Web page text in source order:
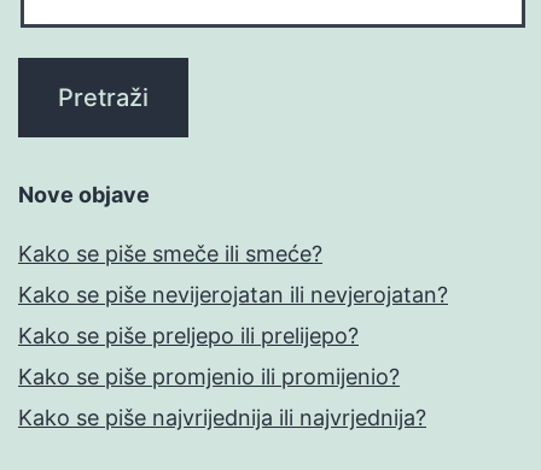
Nove objave
Kako se piše smeče ili smeće?
Kako se piše nevijerojatan ili nevjerojatan?
Kako se piše preljepo ili prelijepo?
Kako se piše promjenio ili promijenio?
Kako se piše najvrijednija ili najvrjednija?